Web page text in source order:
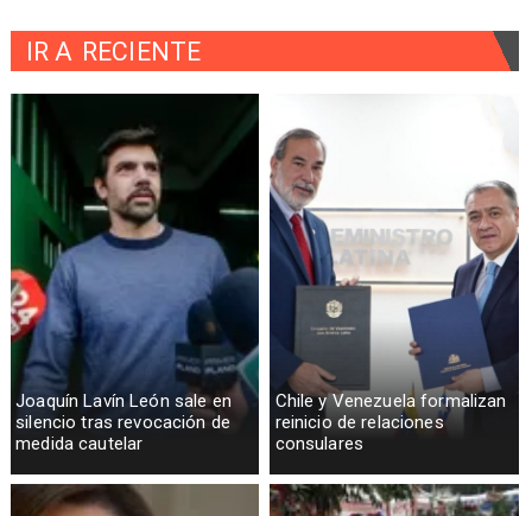
Joaquín Lavín León sale en
silencio tras revocación de
medida cautelar
Chile y Venezuela formalizan
reinicio de relaciones
consulares
IR A RECIENTE